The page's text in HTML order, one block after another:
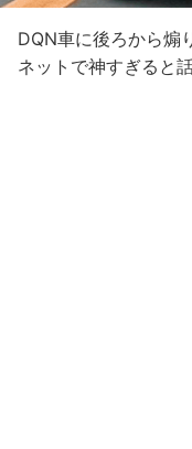
DQN車に後ろから煽
ネットで神すぎると